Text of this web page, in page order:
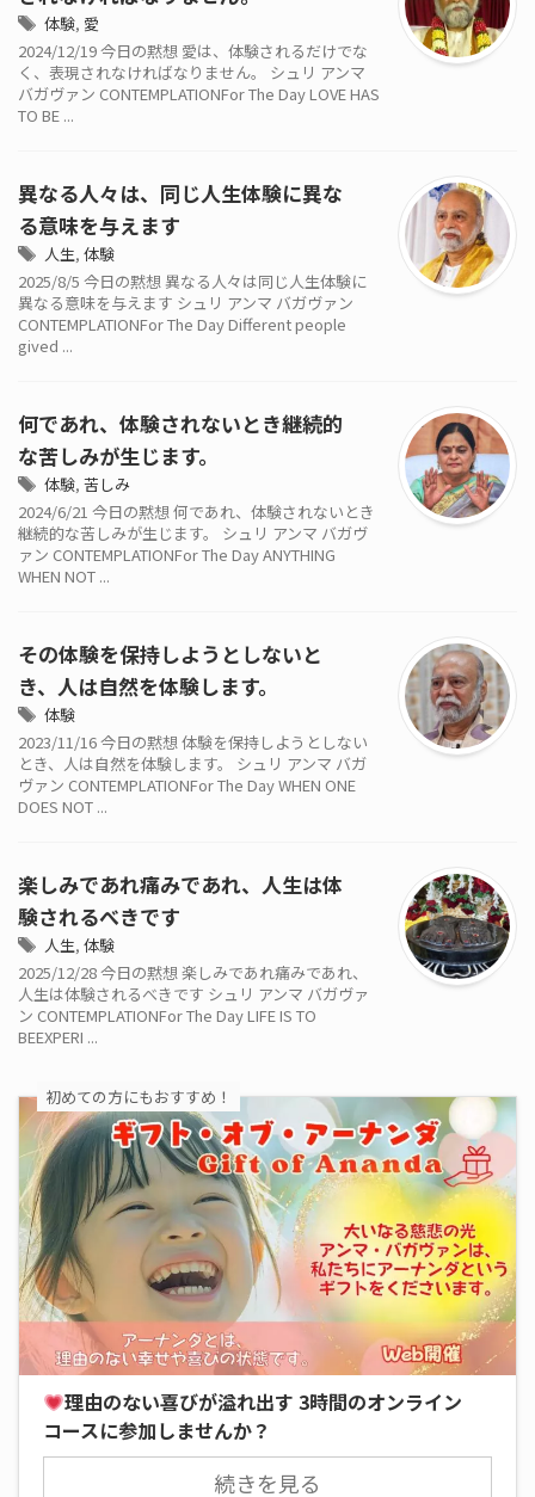
体験, 愛
2024/12/19 今日の黙想 愛は、体験されるだけでな
く、表現されなければなりません。 シュリ アンマ
バガヴァン CONTEMPLATIONFor The Day LOVE HAS
TO BE ...
異なる人々は、同じ人生体験に異な
る意味を与えます
人生, 体験
2025/8/5 今日の黙想 異なる人々は同じ人生体験に
異なる意味を与えます シュリ アンマ バガヴァン
CONTEMPLATIONFor The Day Different people
gived ...
何であれ、体験されないとき継続的
な苦しみが生じます。
体験, 苦しみ
2024/6/21 今日の黙想 何であれ、体験されないとき
継続的な苦しみが生じます。 シュリ アンマ バガヴ
ァン CONTEMPLATIONFor The Day ANYTHING
WHEN NOT ...
その体験を保持しようとしないと
き、人は自然を体験します。
体験
2023/11/16 今日の黙想 体験を保持しようとしない
とき、人は自然を体験します。 シュリ アンマ バガ
ヴァン CONTEMPLATIONFor The Day WHEN ONE
DOES NOT ...
楽しみであれ痛みであれ、人生は体
験されるべきです
人生, 体験
2025/12/28 今日の黙想 楽しみであれ痛みであれ、
人生は体験されるべきです シュリ アンマ バガヴァ
ン CONTEMPLATIONFor The Day LIFE IS TO
BEEXPERI ...
初めての方にもおすすめ！
理由のない喜びが溢れ出す 3時間のオンライン
コースに参加しませんか？
続きを見る